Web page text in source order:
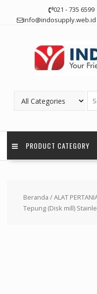
021 - 735 6599
info@indosupply.web.id
PRODUCT CATEGORY
Beranda /ALAT
Tepung (Disk mill)